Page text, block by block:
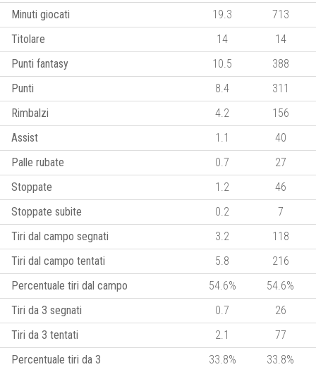
Minuti giocati
19.3
713
Titolare
14
14
Punti fantasy
10.5
388
Punti
8.4
311
Rimbalzi
4.2
156
Assist
1.1
40
Palle rubate
0.7
27
Stoppate
1.2
46
Stoppate subite
0.2
7
Tiri dal campo segnati
3.2
118
Tiri dal campo tentati
5.8
216
Percentuale tiri dal campo
54.6%
54.6%
Tiri da 3 segnati
0.7
26
Tiri da 3 tentati
2.1
77
Percentuale tiri da 3
33.8%
33.8%